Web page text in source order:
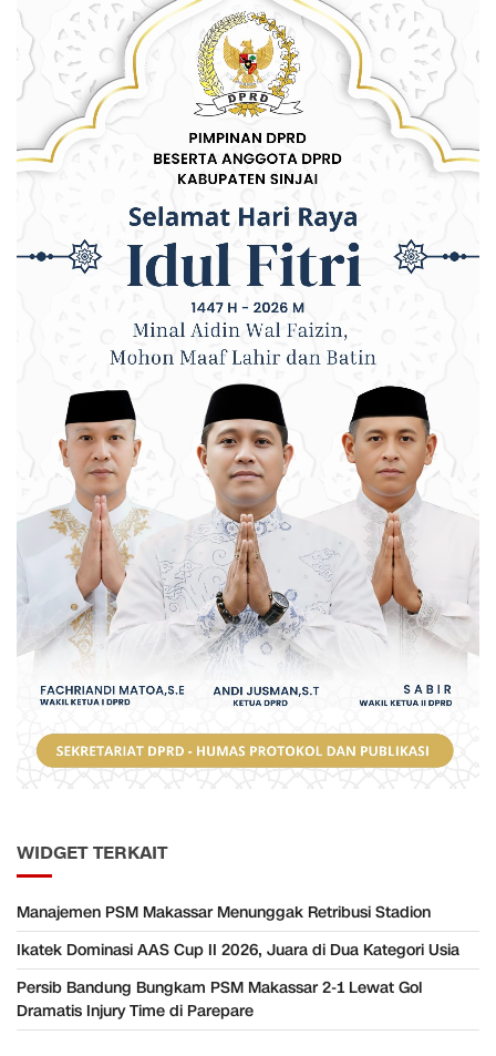
WIDGET TERKAIT
Manajemen PSM Makassar Menunggak Retribusi Stadion
Ikatek Dominasi AAS Cup II 2026, Juara di Dua Kategori Usia
Persib Bandung Bungkam PSM Makassar 2-1 Lewat Gol
Dramatis Injury Time di Parepare